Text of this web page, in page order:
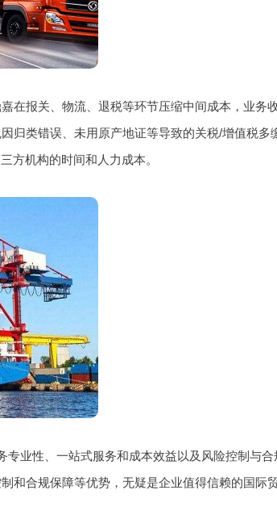
在报关、物流、退税等环节压缩中间成本，业务
归类错误、未用原产地证等导致的关税/增值税多
方机构的时间和人力成本。
业性、一站式服务和成本效益以及风险控制与
和合规保障等优势，无疑是企业值得信赖的国际